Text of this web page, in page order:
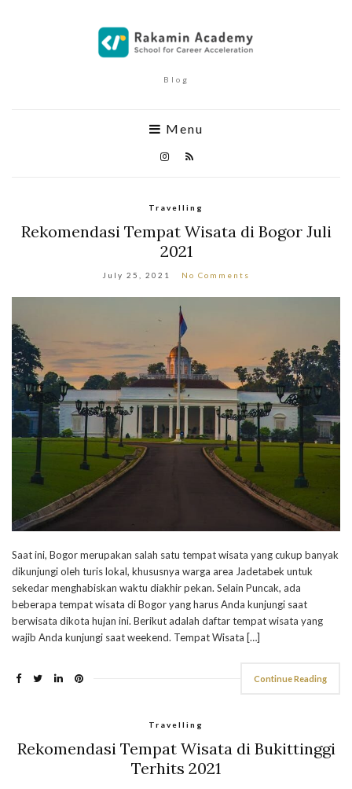
Blog
Menu
Travelling
Rekomendasi Tempat Wisata di Bogor Juli
2021
July 25, 2021 No Comments
Saat ini, Bogor merupakan salah satu tempat wisata yang cukup banyak
dikunjungi oleh turis lokal, khususnya warga area Jadetabek untuk
sekedar menghabiskan waktu diakhir pekan. Selain Puncak, ada
beberapa tempat wisata di Bogor yang harus Anda kunjungi saat
berwisata dikota hujan ini. Berikut adalah daftar tempat wisata yang
wajib Anda kunjungi saat weekend. Tempat Wisata […]
Continue Reading
Travelling
Rekomendasi Tempat Wisata di Bukittinggi
Terhits 2021